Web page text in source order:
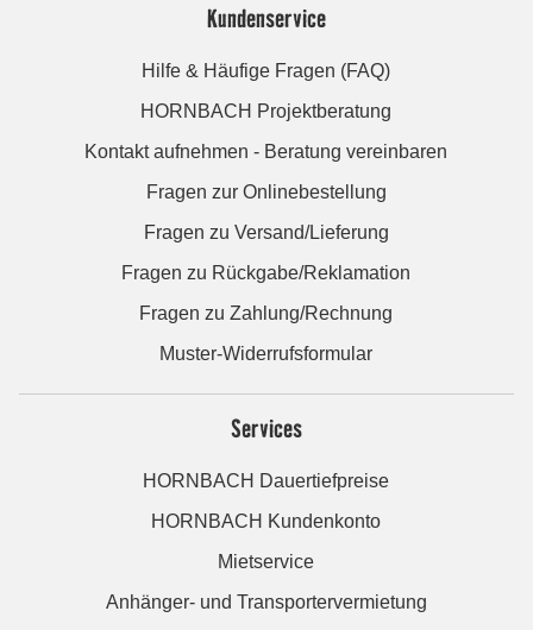
Kundenservice
Hilfe & Häufige Fragen (FAQ)
HORNBACH Projektberatung
Kontakt aufnehmen - Beratung vereinbaren
Fragen zur Onlinebestellung
Fragen zu Versand/Lieferung
Fragen zu Rückgabe/Reklamation
Fragen zu Zahlung/Rechnung
Muster-Widerrufsformular
Services
HORNBACH Dauertiefpreise
HORNBACH Kundenkonto
Mietservice
Anhänger- und Transportervermietung